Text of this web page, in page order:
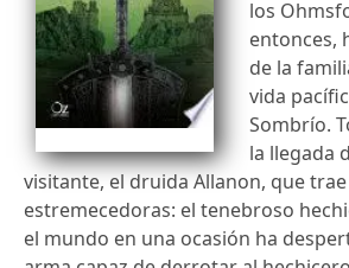
los
entonces,
de la
vida
Sombrío.
la llegada
visitante, el druida Allanon, que
estremecedoras: el tenebroso
el mundo en una ocasión ha